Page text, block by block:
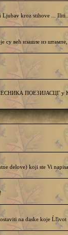
Ljubav kroz stihove ...
су већ изашле из
ПОЕЗИЈАСЦГ у
delove) koji ste Vi
na daske koje Ĺľivot